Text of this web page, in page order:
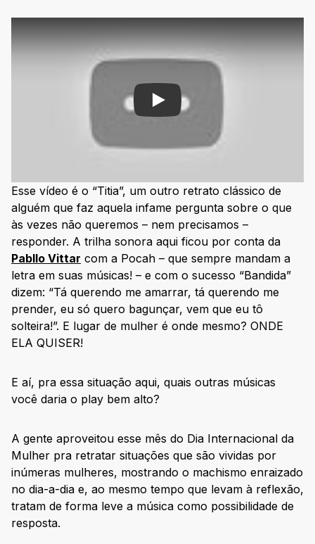
Play
Esse vídeo é o “Titia”, um outro retrato clássico de
alguém que faz aquela infame pergunta sobre o que
às vezes não queremos – nem precisamos –
responder. A trilha sonora aqui ficou por conta da
Pabllo Vittar com a Pocah – que sempre mandam a
letra em suas músicas! – e com o sucesso “Bandida”
dizem: “Tá querendo me amarrar, tá querendo me
prender, eu só quero bagunçar, vem que eu tô
solteira!”. E lugar de mulher é onde mesmo? ONDE
ELA QUISER!
E aí, pra essa situação aqui, quais outras músicas
você daria o play bem alto?
A gente aproveitou esse mês do Dia Internacional da
Mulher pra retratar situações que são vividas por
inúmeras mulheres, mostrando o machismo enraizado
no dia-a-dia e, ao mesmo tempo que levam à reflexão,
tratam de forma leve a música como possibilidade de
resposta.